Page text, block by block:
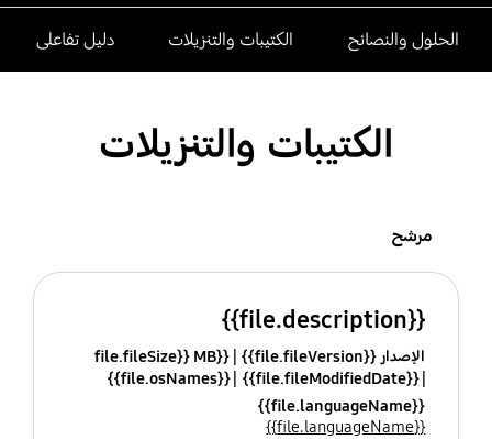
الحلول والنصائح الكتيبات والتنزيلات دليل تفاعلى
الكتيبات والتنزيلات
مرشح
{{file.description}}
الإصدار {{file.fileVersion}}
{{file.fileSize}} MB
{{file.fileModifiedDate}}
{{file.osNames}}
{{file.languageName}}
{{file.languageName}}